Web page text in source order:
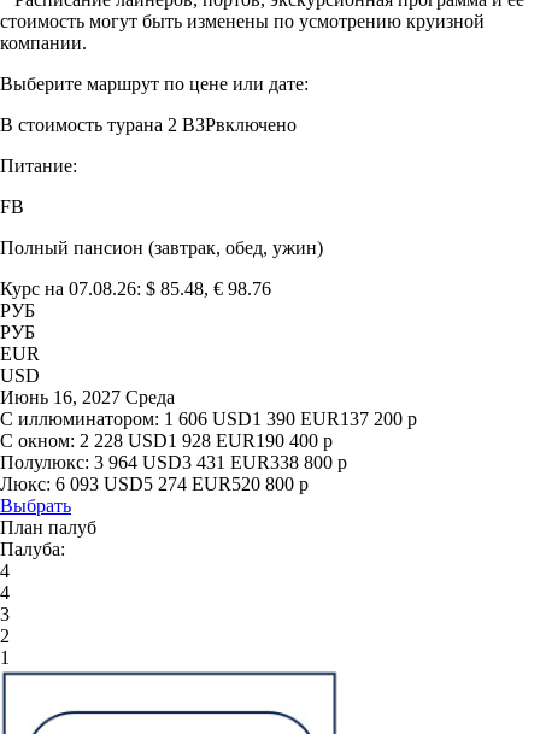
стоимость могут быть изменены по усмотрению круизной
компании.
Выберите маршрут по цене или дате:
В стоимость турана 2 ВЗРвключено
Питание:
FB
Полный пансион (завтрак, обед, ужин)
Курс на 07.08.26: $ 85.48, € 98.76
РУБ
РУБ
EUR
USD
Июнь 16, 2027 Среда
С иллюминатором: 1 606 USD1 390 EUR137 200 р
С окном: 2 228 USD1 928 EUR190 400 р
Полулюкс: 3 964 USD3 431 EUR338 800 р
Люкс: 6 093 USD5 274 EUR520 800 р
Выбрать
План палуб
Палуба:
4
4
3
2
1